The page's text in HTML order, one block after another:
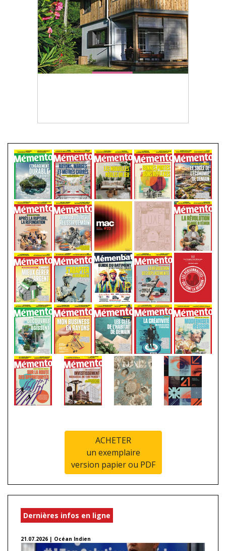
ACHETER
un exemplaire
version papier ou PDF
Dernières infos en ligne
21.07.2026 | Océan Indien